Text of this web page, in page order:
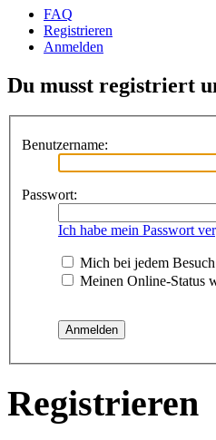
FAQ
Registrieren
Anmelden
Du musst registriert
Benutzername:
Passwort:
Ich habe mein Passwort
Mich bei jedem
Meinen Online-Status
Registrieren